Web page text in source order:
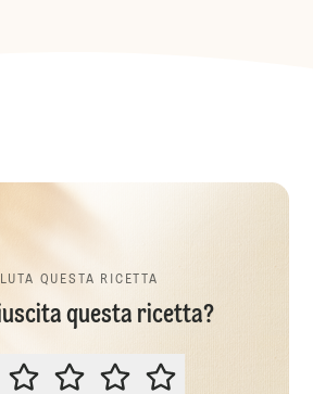
QUESTA RICETTA
questa ricetta?
VALUTA QUESTA RICETTA